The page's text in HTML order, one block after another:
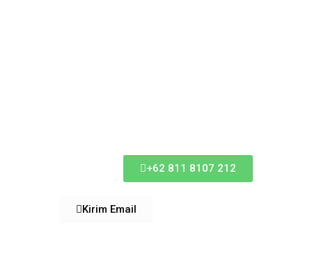
+62 811 8107 212
Kirim Email